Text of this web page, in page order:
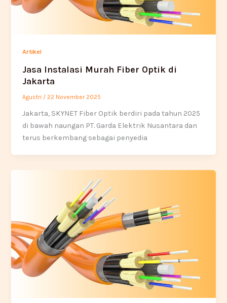
Artikel
Jasa Instalasi Murah Fiber Optik di
Jakarta
Agustri / 22 November 2025
Jakarta, SKYNET Fiber Optik berdiri pada tahun 2025
di bawah naungan PT. Garda Elektrik Nusantara dan
terus berkembang sebagai penyedia